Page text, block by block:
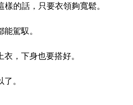
的話，只要衣領夠寬鬆。
駕馭。
，下身也要搭好。
。